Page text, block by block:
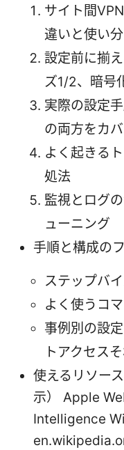
サイト間
違いと使い
設定前に揃
ズ1/2、暗号
実際の設定
の両方をカバ
よく起きる
処法
監視とログ
ューニング
手順と構成の
ステップバ
よく使うコ
事例別の設
トアクセスそ
使えるリソー
示） Apple
Intelligence